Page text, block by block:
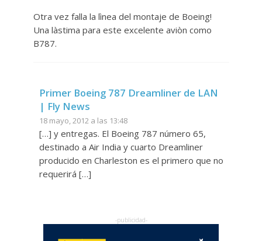
Otra vez falla la lìnea del montaje de Boeing!
Una làstima para este excelente aviòn como
B787.
Primer Boeing 787 Dreamliner de LAN
| Fly News
18 mayo, 2012 a las 13:48
[…] y entregas. El Boeing 787 número 65,
destinado a Air India y cuarto Dreamliner
producido en Charleston es el primero que no
requerirá […]